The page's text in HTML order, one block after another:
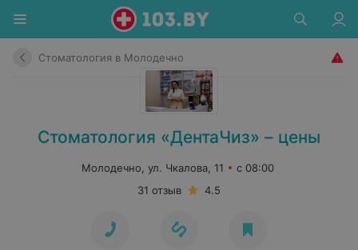
Стоматология в Молодечно
Стоматология «ДентаЧиз» – цены
Молодечно, ул. Чкалова, 11
с 08:00
31 отзыв
4.5